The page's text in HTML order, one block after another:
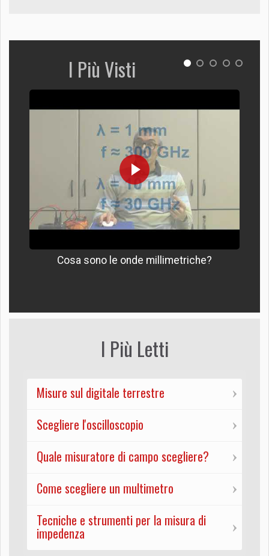
I Più Visti
Cosa sono le onde millimetriche?
I Più Letti
Misure sul digitale terrestre
Scegliere l'oscilloscopio
Quale misuratore di campo scegliere?
Come scegliere un multimetro
Tecniche e strumenti per la misura di
impedenza